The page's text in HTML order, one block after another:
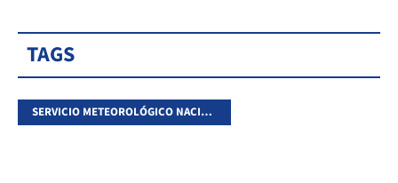
TAGS
SERVICIO METEOROLÓGICO NACIONAL